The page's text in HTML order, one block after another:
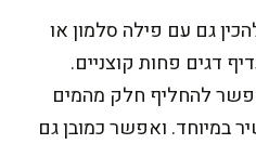
גם עם פילה סלמון או
דגים פחות קוצניים.
להחליף חלק מהמים
במיוחד. ואפשר כמובן גם